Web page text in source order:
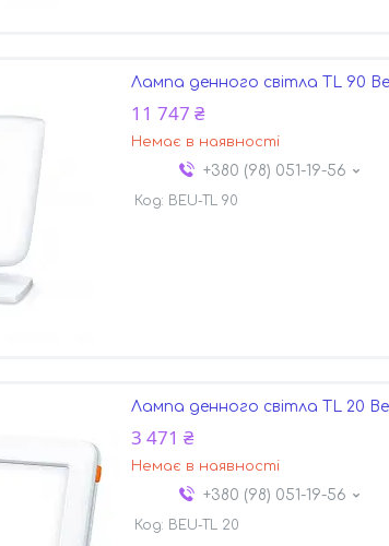
Лампа денного світла TL 90
11 747 ₴
Немає в наявності
+380 (98) 051-19-56
BEU-TL 90
Лампа денного світла TL 20
3 471 ₴
Немає в наявності
+380 (98) 051-19-56
BEU-TL 20